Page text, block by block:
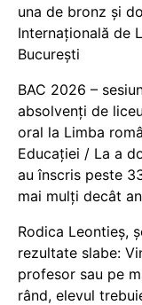
una de bronz și
Internațională de
București
BAC 2026 –
absolvenți de
oral la Limba
Educației / La a
au înscris peste
mai mulți decât
Rodica Leontieș,
rezultate slabe:
profesor sau pe
rând, elevul